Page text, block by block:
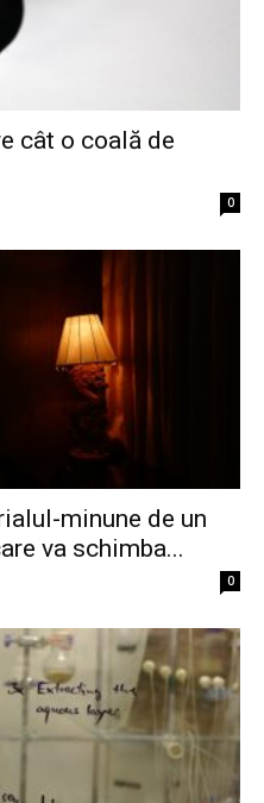
cât o coală de
0
minune de un
va schimba...
0